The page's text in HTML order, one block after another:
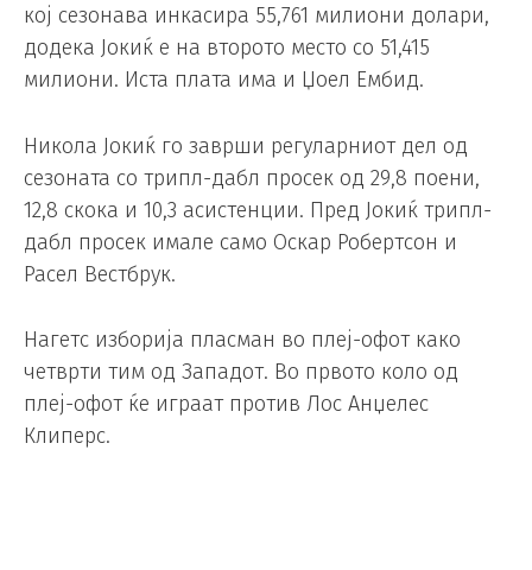
кој сезонава инкасира 55,761 милиони долари,
додека Јокиќ е на второто место со 51,415
милиони. Иста плата има и Џоел Ембид.
Никола Јокиќ го заврши регуларниот дел од
сезоната со трипл-дабл просек од 29,8 поени,
12,8 скока и 10,3 асистенции. Пред Јокиќ трипл-
дабл просек имале само Оскар Робертсон и
Расел Вестбрук.
Нагетс изборија пласман во плеј-офот како
четврти тим од Западот. Во првото коло од
плеј-офот ќе играат против Лос Анџелес
Клиперс.